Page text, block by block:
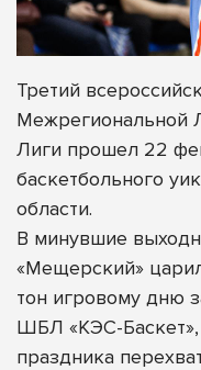
Третий
Межрегиональной
Лиги прошел 22
баскетбольного
области.
В минувшие
«Мещерский»
тон игровому дню
ШБЛ «КЭС-Баскет»,
праздника